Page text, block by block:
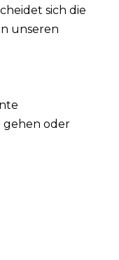
sich die
unseren
gehen oder